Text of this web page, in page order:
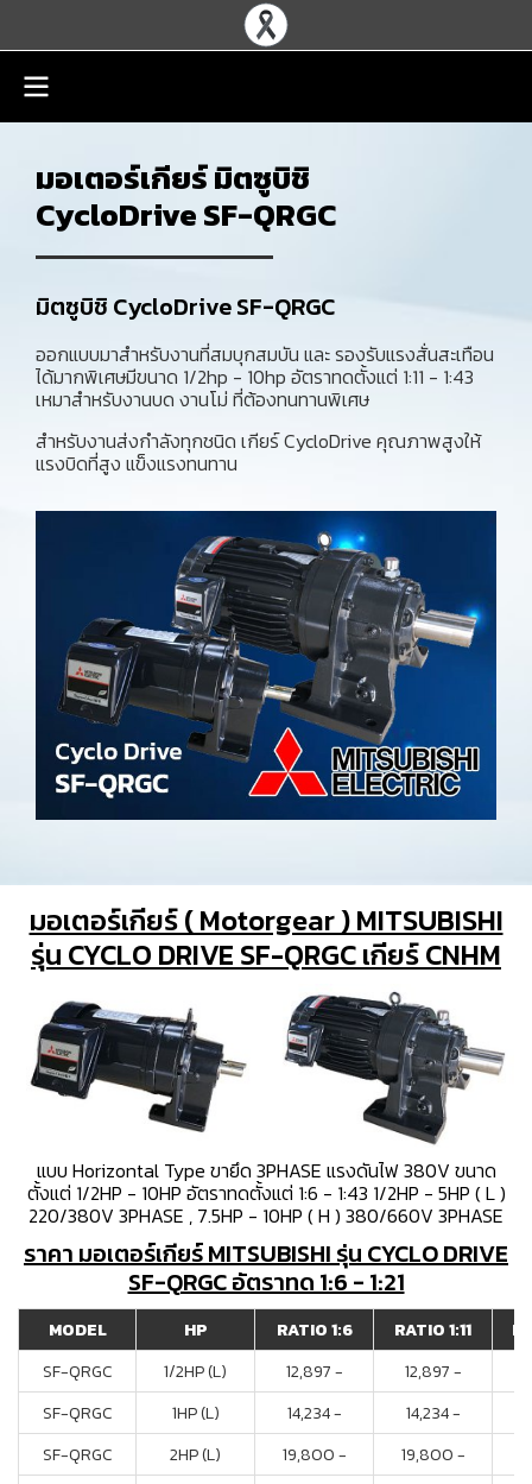
มอเตอร์เกียร์ มิตซูบิชิ
CycloDrive SF-QRGC
มิตซูบิชิ CycloDrive SF-QRGC
ออกแบบมาสำหรับงานที่สมบุกสมบัน และ รองรับแรงสั่นสะเทือน
ได้มากพิเศษมีขนาด 1/2hp - 10hp อัตราทดตั้งแต่ 1:11 - 1:43
เหมาสำหรับงานบด งานโม่ ที่ต้องทนทานพิเศษ
สำหรับงานส่งกำลังทุกชนิด เกียร์ CycloDrive คุณภาพสูงให้
แรงบิดที่สูง แข็งแรงทนทาน
มอเตอร์เกียร์ ( Motorgear ) MITSUBISHI
รุ่น CYCLO DRIVE SF-QRGC เกียร์ CNHM
แบบ Horizontal Type ขายึด 3PHASE แรงดันไฟ 380V ขนาด
ตั้งแต่ 1/2HP - 10HP อัตราทดตั้งแต่ 1:6 - 1:43 1/2HP - 5HP ( L )
220/380V 3PHASE , 7.5HP - 10HP ( H ) 380/660V 3PHASE
ราคา มอเตอร์เกียร์ MITSUBISHI รุ่น CYCLO DRIVE
SF-QRGC อัตราทด 1:6 - 1:21
MODEL HP RATIO 1:6 RATIO 1:11
SF-QRGC
1/2HP (L) 12,897 - 12,897 -
SF-QRGC
1HP (L) 14,234 - 14,234 -
SF-QRGC
2HP (L) 19,800 - 19,800 -